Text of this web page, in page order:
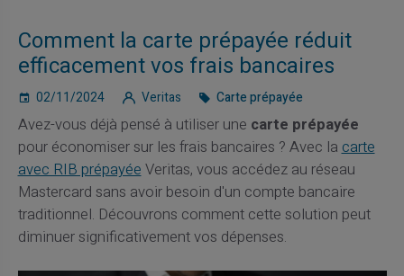
Comment la carte prépayée réduit
efficacement vos frais bancaires
02/11/2024 Veritas Carte prépayée
Avez-vous déjà pensé à utiliser une carte prépayée
pour économiser sur les frais bancaires ? Avec lacarte
avec RIB prépayéeVeritas, vous accédez au réseau
Mastercard sans avoir besoin d'un compte bancaire
traditionnel. Découvrons comment cette solution peut
diminuer significativement vos dépenses.